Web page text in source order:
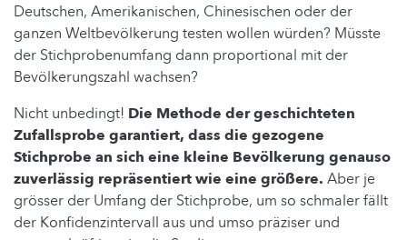
Deutschen, Amerikanischen, Chinesischen oder der
ganzen Weltbevölkerung testen wollen würden? Müsste
der Stichprobenumfang dann proportional mit der
Bevölkerungszahl wachsen?
Nicht unbedingt! Die Methode der geschichteten
Zufallsprobe garantiert, dass die gezogene
Stichprobe an sich eine kleine Bevölkerung genauso
zuverlässig repräsentiert wie eine größere. Aber je
grösser der Umfang der Stichprobe, um so schmaler fällt
der Konfidenzintervall aus und umso präziser und